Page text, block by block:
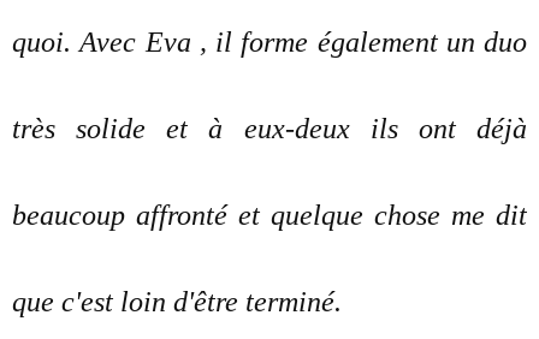
quoi. Avec Eva , il forme également un duo
très solide et à eux-deux ils ont déjà
beaucoup affronté et quelque chose me dit
que c'est loin d'être terminé.